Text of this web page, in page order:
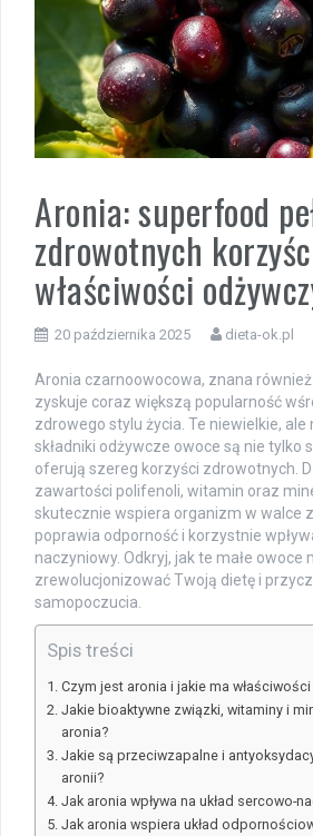
Aronia: superfood
zdrowotnych
właściwości
20 października 2025 dieta-ok.pl
Aronia czarnoowocowa, znana
zyskuje coraz większą popularność
zdrowego stylu życia. Te niewielkie,
składniki odżywcze owoce są nie tylko
oferują szereg korzyści zdrowotnych.
zawartości polifenoli, witamin oraz
skutecznie wspiera organizm w walce
poprawia odporność i korzystnie
naczyniowy. Odkryj, jak te małe owoce
zrewolucjonizować Twoją dietę i
samopoczucia.
Spis treści
Czym jest aronia i jakie ma
Jakie bioaktywne związki, witaminy i
aronia?
Jakie są przeciwzapalne i
aronii?
Jak aronia wpływa na układ sercowo-
Jak aronia wspiera układ